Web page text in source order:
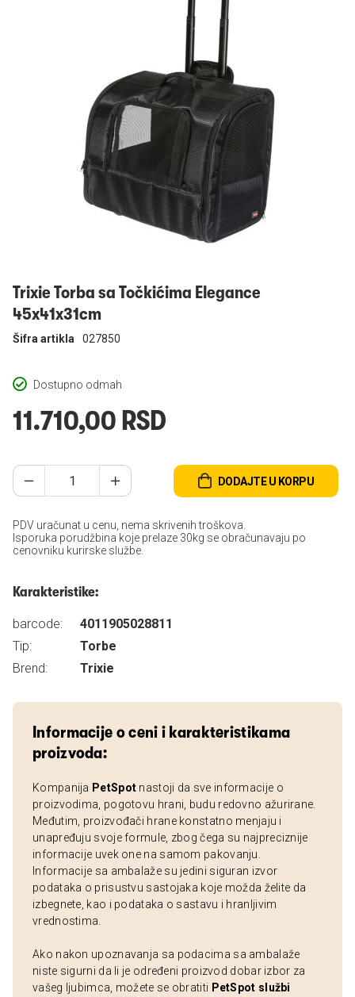
Trixie Torba sa Točkićima Elegance
45x41x31cm
Dostupno odmah
Šifra artikla 027850
11.710,00 RSD
DODAJTE U KORPU
PDV uračunat u cenu, nema skrivenih troškova.
Isporuka porudžbina koje prelaze 30kg se obračunavaju po
cenovniku kurirske službe.
Karakteristike:
barcode:
4011905028811
Tip:
Torbe
Brend:
Trixie
Informacije o ceni i karakteristikama
proizvoda:
Kompanija PetSpot nastoji da sve informacije o
proizvodima, pogotovu hrani, budu redovno ažurirane.
Međutim, proizvođači hrane konstatno menjaju i
unapređuju svoje formule, zbog čega su najpreciznije
informacije uvek one na samom pakovanju.
Informacije sa ambalaže su jedini siguran izvor
podataka o prisustvu sastojaka koje možda želite da
izbegnete, kao i podataka o sastavu i hranljivim
vrednostima.
Ako nakon upoznavanja sa podacima sa ambalaže
niste sigurni da li je određeni proizvod dobar izbor za
vašeg ljubimca, možete se obratiti PetSpot službi